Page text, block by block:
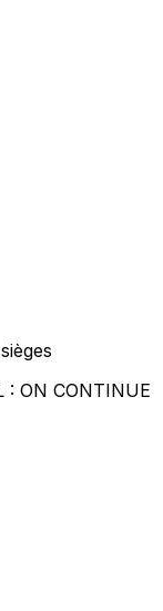
: ON CONTINUE